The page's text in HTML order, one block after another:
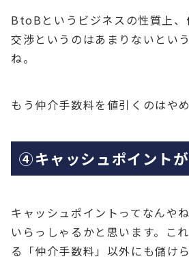
BtoBというビジネスの性質上、
交渉というのはあまりないとい
ね。
もう仲介手数料を値引くのはや
④キャッシュポイント
キャッシュポイントってなんや
いらっしゃるかと思います。こ
る「仲介手数料」以外にも儲け